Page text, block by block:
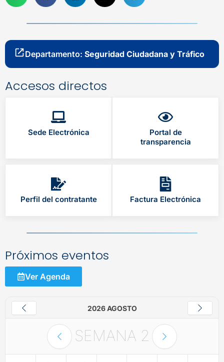
Departamento: Seguridad Ciudadana y Tráfico
Accesos directos
Sede Electrónica
Portal de
transparencia
Perfil del contratante Factura Electrónica
Próximos eventos
Ver Agenda
2026 AGOSTO
SEMANA 2